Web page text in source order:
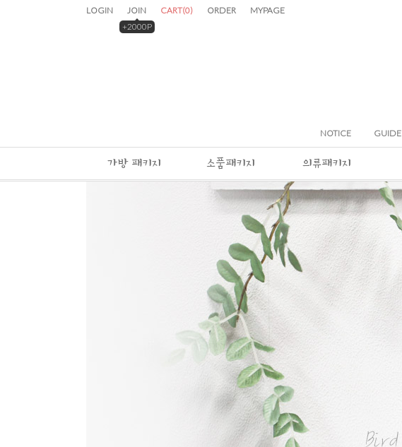
LOGIN
JOIN
+2000P
CART(0) ORDER MYPAGE
NOTICE GUIDE
가방 패키지 소품패키지 의류패키지